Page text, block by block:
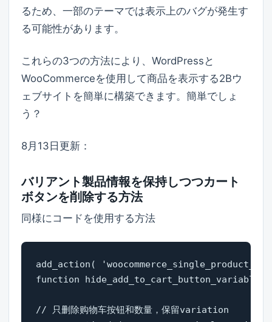
るため、一部のテーマでは表示上のバグが発生す
る可能性があります。
これらの3つの方法により、WordPressと
WooCommerceを使用して商品を表示する2Bウ
ェブサイトを簡単に構築できます。簡単でしょ
う？
8月13日更新：
バリアント製品情報を保持しつつカート
ボタンを削除する方法
同様にコードを使用する方法
add_action(
function
// 只删除购物车按钮和数量，保留variation